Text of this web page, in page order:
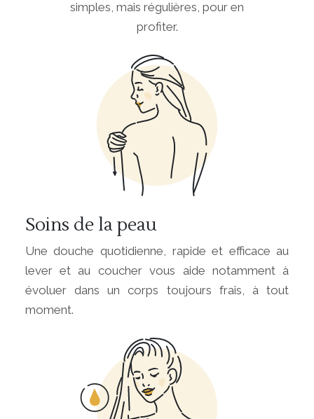
simples, mais régulières, pour en
profiter.
Soins de la peau
Une douche quotidienne, rapide et efficace au
lever et au coucher vous aide notamment à
évoluer dans un corps toujours frais, à tout
moment.